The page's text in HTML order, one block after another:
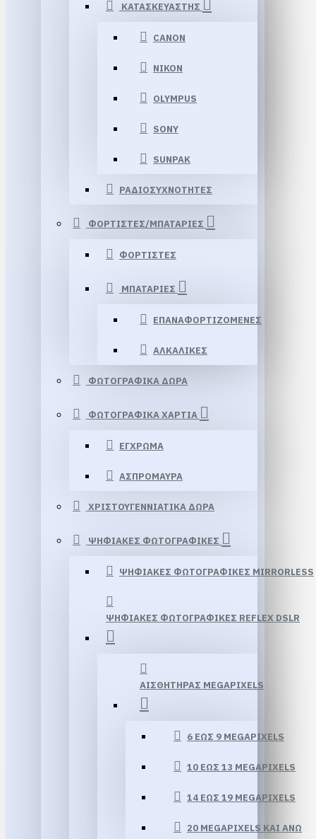
ΚΑΤΑΣΚΕΥΑΣΤΗΣ
CANON
NIKON
OLYMPUS
SONY
SUNPAK
ΡΑΔΙΟΣΥΧΝΟΤΗΤΕΣ
ΦΟΡΤΙΣΤΕΣ/ΜΠΑΤΑΡΙΕΣ
ΦΟΡΤΙΣΤΕΣ
ΜΠΑΤΑΡΙΕΣ
ΕΠΑΝΑΦΟΡΤΙΖΟΜΕΝΕΣ
ΑΛΚΑΛΙΚΕΣ
ΦΩΤΟΓΡΑΦΙΚΑ ΔΩΡΑ
ΦΩΤΟΓΡΑΦΙΚΑ ΧΑΡΤΙΑ
ΕΓΧΡΩΜΑ
ΑΣΠΡΟΜΑΥΡΑ
ΧΡΙΣΤΟΥΓΕΝΝΙΑΤΙΚΑ ΔΩΡΑ
ΨΗΦΙΑΚΕΣ ΦΩΤΟΓΡΑΦΙΚΕΣ
ΨΗΦΙΑΚΕΣ ΦΩΤΟΓΡΑΦΙΚΕΣ MIRRORLESS
ΨΗΦΙΑΚΕΣ ΦΩΤΟΓΡΑΦΙΚΕΣ REFLEX DSLR
ΑΙΣΘΗΤΗΡΑΣ MEGAPIXELS
6 ΈΩΣ 9 MEGAPIXELS
10 ΈΩΣ 13 MEGAPIXELS
14 ΕΏΣ 19 MEGAPIXELS
20 MEGAPIXELS ΚΑΙ ΆΝΩ